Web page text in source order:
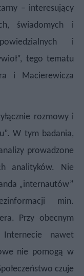
– interesujący
świadomych i
i
tego tematu
i Macierewicza
rozmowy i
W tym badania,
prowadzone
analityków. Nie
„internautów”
min.
Przy obecnym
nawet
nie pomogą w
czuje